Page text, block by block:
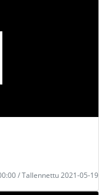
/ Tallennettu 2021-05-19